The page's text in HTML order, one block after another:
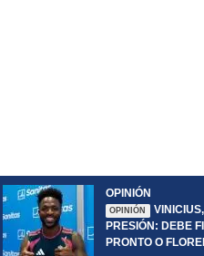
OPINIÓN
OPINIÓN
PRESIÓN: DEBE
PRONTO O